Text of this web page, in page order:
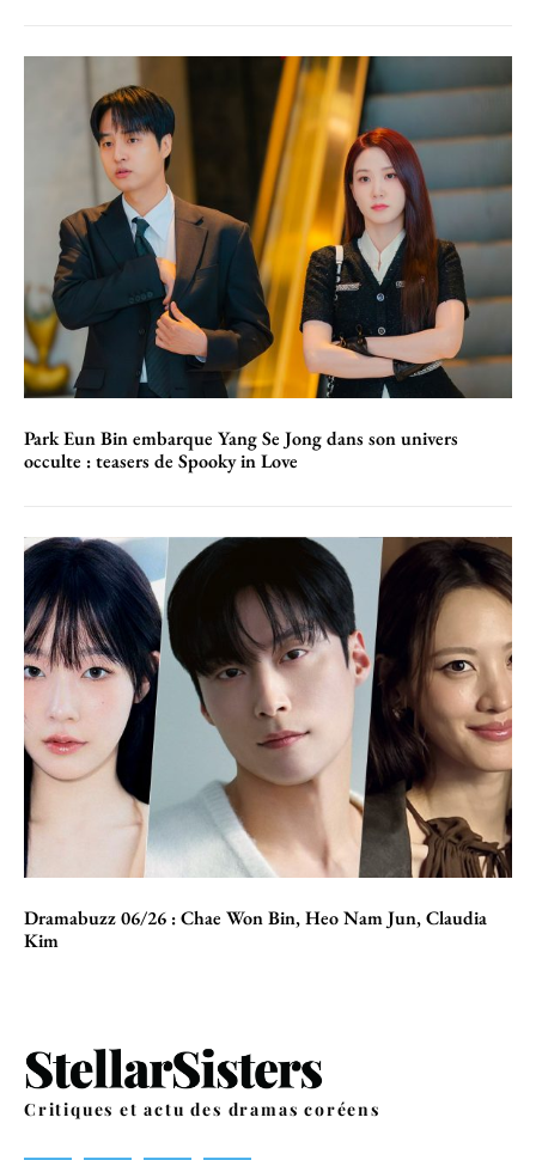
Park Eun Bin embarque Yang Se Jong dans son univers
occulte : teasers de Spooky in Love
Dramabuzz 06/26 : Chae Won Bin, Heo Nam Jun, Claudia
Kim
Critiques et actu des dramas coréens